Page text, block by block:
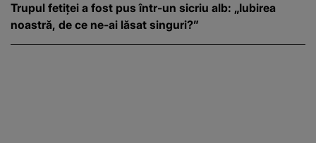
Trupul fetiței a fost pus într-un sicriu alb: „Iubirea
noastră, de ce ne-ai lăsat singuri?”